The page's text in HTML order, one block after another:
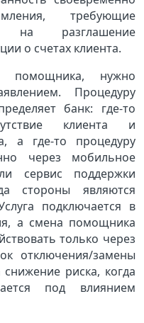
требующие
на разглашение
о счетах клиента.
помощника, нужно
Процедуру
банк: где-то
клиента и
а где-то процедуру
через мобильное
сервис поддержки
стороны являются
подключается в
а смена помощника
только через
отключения/замены
риска, когда
под влиянием